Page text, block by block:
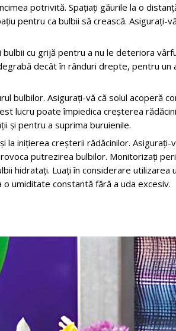
potrivită. Spațiați găurile la o
pentru ca bulbii să crească. Asigurați-
bulbii cu grijă pentru a nu le deteriora
decât în rânduri drepte, pentru un
bulbilor. Asigurați-vă că solul acoperă
lucru poate împiedica creșterea
și pentru a suprima buruienile.
la inițierea creșterii rădăcinilor. Asigurați-
putrezirea bulbilor. Monitorizați
hidratați. Luați în considerare utilizarea
umiditate constantă fără a uda excesiv.